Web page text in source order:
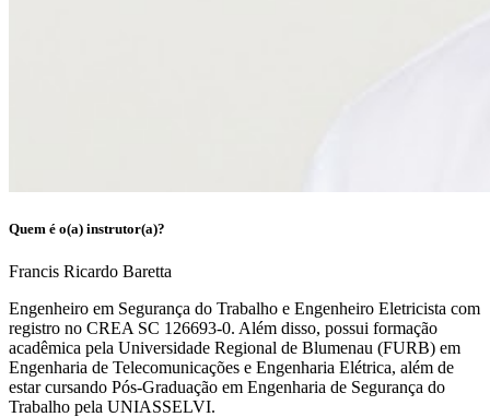
Quem é o(a) instrutor(a)?
Francis Ricardo Baretta
Engenheiro em Segurança do Trabalho e Engenheiro Eletricista com
registro no CREA SC 126693-0. Além disso, possui formação
acadêmica pela Universidade Regional de Blumenau (FURB) em
Engenharia de Telecomunicações e Engenharia Elétrica, além de
estar cursando Pós-Graduação em Engenharia de Segurança do
Trabalho pela UNIASSELVI.